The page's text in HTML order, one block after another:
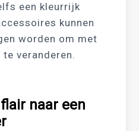
een kleurrijk
kunnen
worden om met
veranderen.
naar een